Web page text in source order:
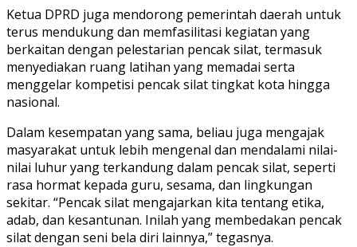
Ketua DPRD juga mendorong pemerintah daerah untuk
terus mendukung dan memfasilitasi kegiatan yang
berkaitan dengan pelestarian pencak silat, termasuk
menyediakan ruang latihan yang memadai serta
menggelar kompetisi pencak silat tingkat kota hingga
nasional.
Dalam kesempatan yang sama, beliau juga mengajak
masyarakat untuk lebih mengenal dan mendalami nilai-
nilai luhur yang terkandung dalam pencak silat, seperti
rasa hormat kepada guru, sesama, dan lingkungan
sekitar. “Pencak silat mengajarkan kita tentang etika,
adab, dan kesantunan. Inilah yang membedakan pencak
silat dengan seni bela diri lainnya,” tegasnya.